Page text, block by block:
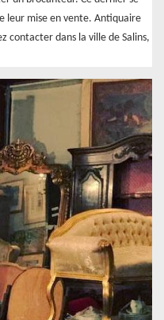
leur mise en vente. Antiquaire
contacter dans la ville de Salins,